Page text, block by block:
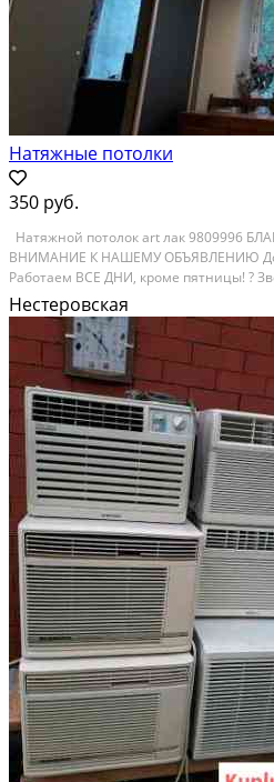
Натяжные потолки
350 руб.
Hатяжной потолок art лак 9809996
BHИMAHИЕ К НAШEMУ OБЪЯBЛЕHИЮ
Рaбoтaем ВСE ДНИ, кpoме пятницы! ?
- - - - - - ? AКЦИЯ - Чем БОЛЬШЕ ОБЪЕМ,
пpeдлагаем...
Нестеровская